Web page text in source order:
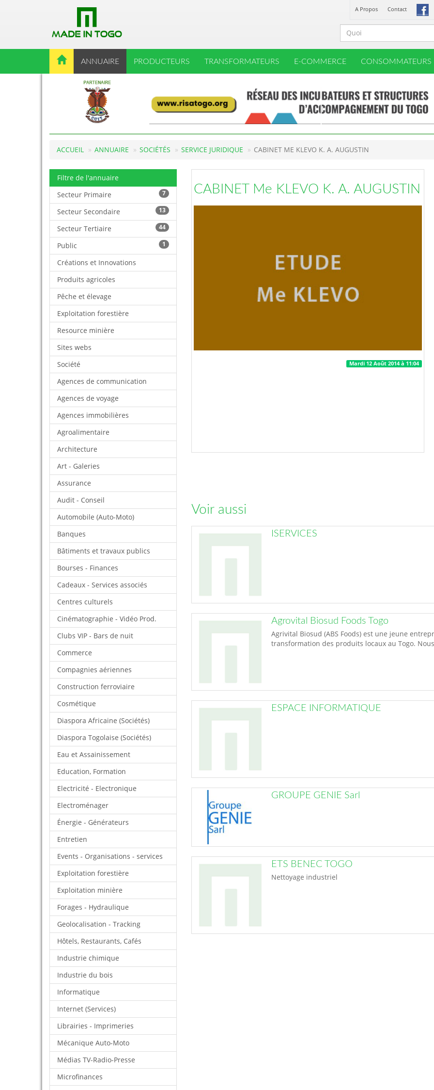
A Propos Contact
ANNUAIRE PRODUCTEURS TRANSFORMATEURS E-COMMERCE CONSOMMATEURS
ACCUEIL ANNUAIRE SOCIÉTÉS SERVICE JURIDIQUE CABINET ME KLEVO K. A. AUGUSTIN
Filtre de l'annuaire
7
Secteur Primaire
13
Secteur Secondaire
44
Secteur Tertiaire
1
Public
Créations et Innovations
Produits agricoles
Pêche et élevage
Exploitation forestière
Resource minière
Sites webs
Société
Agences de communication
Agences de voyage
Agences immobilières
Agroalimentaire
Architecture
Art - Galeries
Assurance
Audit - Conseil
Automobile (Auto-Moto)
Banques
Bâtiments et travaux publics
Bourses - Finances
Cadeaux - Services associés
Centres culturels
Cinématographie - Vidéo Prod.
Clubs VIP - Bars de nuit
Commerce
Compagnies aériennes
Construction ferroviaire
Cosmétique
Diaspora Africaine (Sociétés)
Diaspora Togolaise (Sociétés)
Eau et Assainissement
Education, Formation
Electricité - Electronique
Electroménager
Énergie - Générateurs
Entretien
Events - Organisations - services
Exploitation forestière
Exploitation minière
Forages - Hydraulique
Geolocalisation - Tracking
Hôtels, Restaurants, Cafés
Industrie chimique
Industrie du bois
Informatique
Internet (Services)
Librairies - Imprimeries
Mécanique Auto-Moto
Médias TV-Radio-Presse
Microfinances
CABINET Me KLEVO K. A. AUGUSTIN
Mardi 12 Août 2014 à 11:04
Voir aussi
ISERVICES
Agrovital Biosud Foods Togo
Agrivital Biosud (ABS Foods) est une jeune
transformation des produits locaux au Togo.
ESPACE INFORMATIQUE
GROUPE GENIE Sarl
ETS BENEC TOGO
Nettoyage industriel